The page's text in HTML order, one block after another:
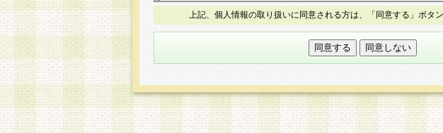
は第三者に提供しません。
個人情報の取り扱いを外部に委託する場合は、当社が規定する
す企業を選定して委託を行い、適切な取り扱いが行われるよう
本人からの求めにより、当社が本件により取得した開示対象
知・開示・内容の訂正・追加または削除・利用の停止・消去及
（以下、総称して「開示等」といいます。）に応じます。
開示等に応じる窓口は以下になります。
上記、個人情報の取り扱いに同意される方は、「同意する」ボタ